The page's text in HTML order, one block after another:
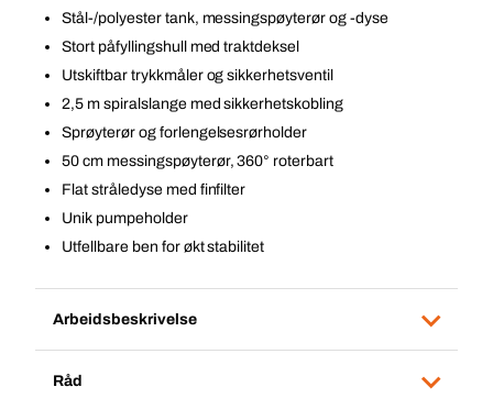
Stål-/polyester tank, messingspøyterør og -dyse
Stort påfyllingshull med traktdeksel
Utskiftbar trykkmåler og sikkerhetsventil
2,5 m spiralslange med sikkerhetskobling
Sprøyterør og forlengelsesrørholder
50 cm messingspøyterør, 360° roterbart
Flat stråledyse med finfilter
Unik pumpeholder
Utfellbare ben for økt stabilitet
Arbeidsbeskrivelse
Råd